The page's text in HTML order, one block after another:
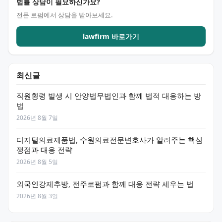
전문 로펌에서 상담을 받아보세요.
lawfirm 바로가기
최신글
직원횡령 발생 시 안양법무법인과 함께 법적 대응하는 방
법
2026년 8월 7일
디지털의료제품법, 수원의료전문변호사가 알려주는 핵심
쟁점과 대응 전략
2026년 8월 5일
외국인강제추방, 전주로펌과 함께 대응 전략 세우는 법
2026년 8월 3일